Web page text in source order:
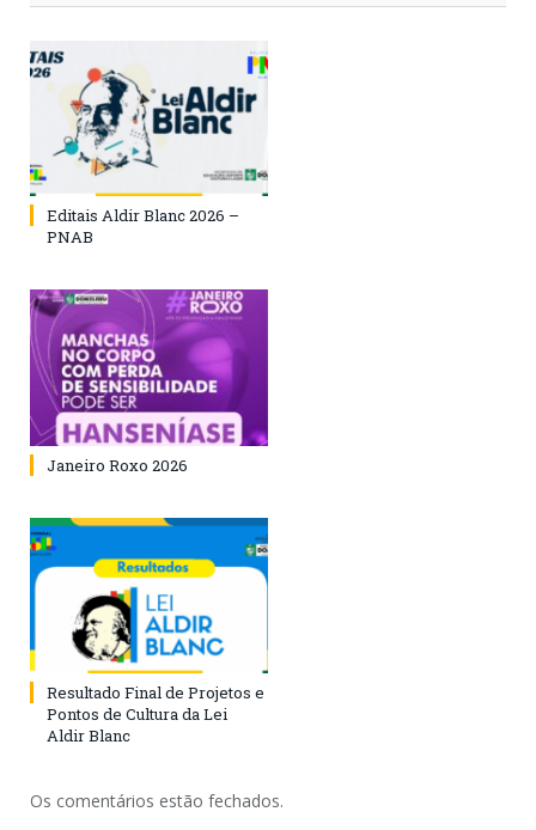
Editais Aldir Blanc 2026 –
PNAB
Janeiro Roxo 2026
Resultado Final de Projetos e
Pontos de Cultura da Lei
Aldir Blanc
Os comentários estão fechados.